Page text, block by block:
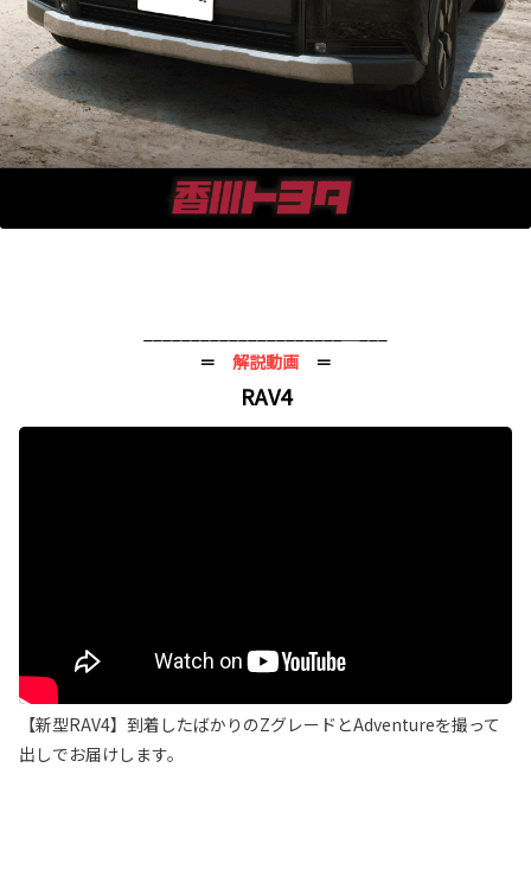
＝ 解説動画＝
RAV4
【新型RAV4】到着したばかりのZグレードとAdventureを撮って
出しでお届けします。